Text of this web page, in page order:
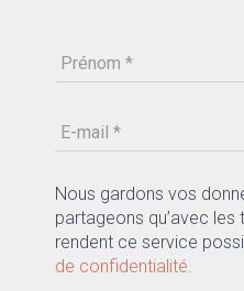
Nous gardons vos
partageons qu’avec les
rendent ce service
de confidentialité.